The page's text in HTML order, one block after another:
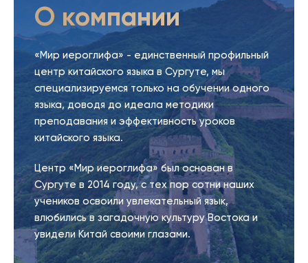
О компании
«Мир иероглифа» - единственный профильный
центр китайского языка в Сургуте, мы
специализируемся только на обучении одного
языка, доводя до идеала методики
преподавания и эффективность уроков
китайского языка.
Центр «Мир иероглифа» был основан в
Сургуте в 2014 году, с тех пор сотни наших
учеников освоили увлекательный язык,
влюбились в загадочную культуру Востока и
увидели Китай своими глазами.